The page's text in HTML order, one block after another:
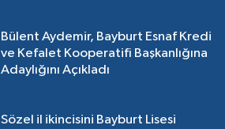
Bülent Aydemir, Bayburt Esnaf Kredi
ve Kefalet Kooperatifi Başkanlığına
Adaylığını Açıkladı
Sözel il ikincisini Bayburt Lisesi